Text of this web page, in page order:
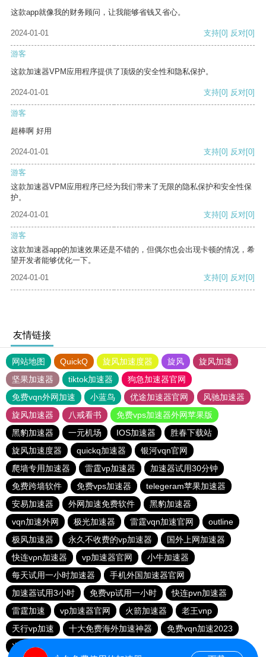
这款app就像我的财务顾问，让我能够省钱又省心。
2024-01-01 支持[0] 反对[0]
游客
这款加速器VPM应用程序提供了顶级的安全性和隐私保护。
2024-01-01 支持[0] 反对[0]
游客
超棒啊 好用
2024-01-01 支持[0] 反对[0]
游客
这款加速器VPM应用程序已经为我们带来了无限的隐私保护和安全性保
护。
2024-01-01
支持[0] 反对[0]
游客
这款加速器app的加速效果还是不错的，但偶尔也会出现卡顿的情况，希
望开发者能够优化一下。
2024-01-01
支持[0] 反对[0]
友情链接
网站地图 QuickQ 旋风加速度器 旋风
旋风加速
坚果加速器
tiktok加速器
狗急加速器官网
免费vqn外网加速
小蓝鸟 优途加速器官网
风驰加速器
旋风加速器
八戒看书
免费vps加速器外网苹果版
黑豹加速器
一元机场 IOS加速器
胜春下载站
旋风加速度器
quickq加速器
银河vqn官网
爬墙专用加速器
雷霆vp加速器
加速器试用30分钟
免费跨墙软件
免费vps加速器
telegeram苹果加速器
安易加速器
外网加速免费软件
黑豹加速器
vqn加速外网
极光加速器 雷霆vqn加速官网
outline
极风加速器
永久不收费的vp加速器
国外上网加速器
快连vρn加速器
vp加速器官网
小牛加速器
每天试用一小时加速器
手机外国加速器官网
加速器试用3小时
免费vp试用一小时
快连pvn加速器
雷霆加速
vp加速器官网 火箭加速器
老王vnp
天行vp加速
十大免费海外加速神器
免费vqn加速2023
次玩下载站